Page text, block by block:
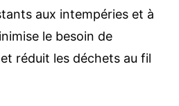
aux intempéries et à
le besoin de
réduit les déchets au fil